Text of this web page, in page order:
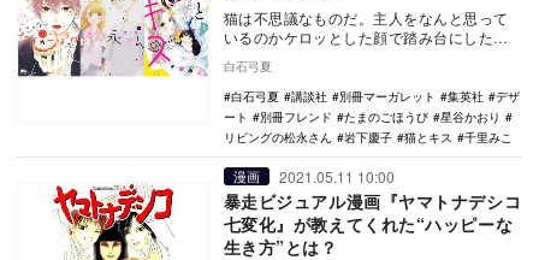
猫は不思議なものだ。主人をなんと思って
いるのかケロッとした顔で踏み台にした
て離れると近寄っ…
白石弓夏
白石弓夏
講談社 別冊マーガレット 集英社
デザ
ート
別冊フレンド たまのごほうび
星谷かおり
リビングの松永さん
岩下慶子 猫とキス 千里みこ
漫画 2021.05.11 10:00
暴走ビジュアル漫画『ヤマトナデシコ
七変化』が教えてくれた“ハッピーな
生き方”とは？